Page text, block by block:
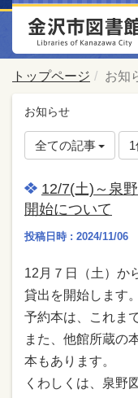
トップページ お知
お知らせ
全ての記事
12/7(土)～泉
開始について
投稿日時 : 2024/11/06
12月７日（土）か
貸出を開始します。
予約本は、これま
また、他館所蔵の
本もあります。
くわしくは、泉野